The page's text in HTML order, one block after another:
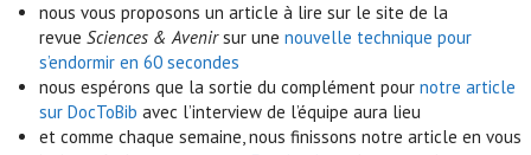
nous vous proposons un article à lire sur le site de la
revue Sciences & Avenirsur une nouvelle technique pour
s’endormir en 60 secondes
nous espérons que la sortie du complément pour notre article
sur DocToBib avec l’interview de l’équipe aura lieu
et comme chaque semaine, nous finissons notre article en vous